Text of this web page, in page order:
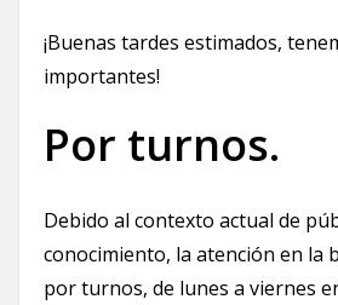
¡Buenas tardes estimados,
importantes!
Por turnos.
Debido al contexto actual de
conocimiento, la atención en la
por turnos, de lunes a viernes